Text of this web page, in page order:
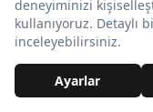
33.
olacak.